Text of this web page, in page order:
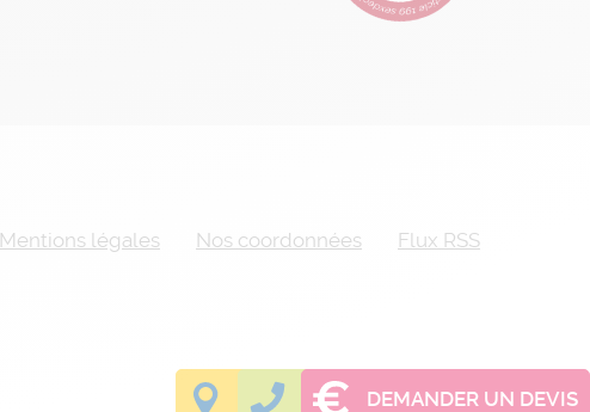
Mentions légales Nos coordonnées Flux RSS
TROUVER UNE AGENCE
ETRE RAPPELÉ
DEMANDER UN DEVIS